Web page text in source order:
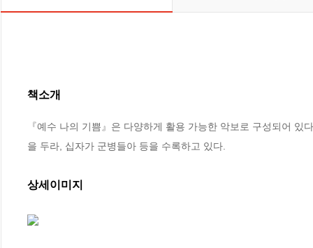
책소개
『예수 나의 기쁨』은 다양하게 활용 가능한 악보로 구성되어
을 두라, 십자가 군병들아 등을 수록하고 있다.
상세이미지